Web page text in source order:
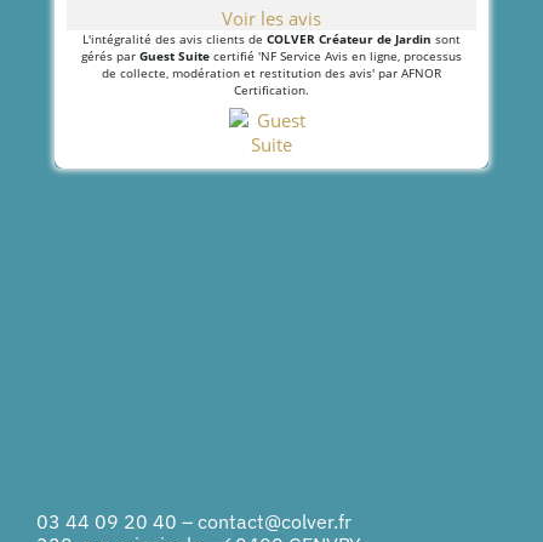
Voir les avis
L'intégralité des avis clients de COLVER Créateur de Jardin sont
gérés par Guest Suite certifié 'NF Service Avis en ligne, processus
de collecte, modération et restitution des avis' par AFNOR
Certification.
03 44 09 20 40 – contact@colver.fr